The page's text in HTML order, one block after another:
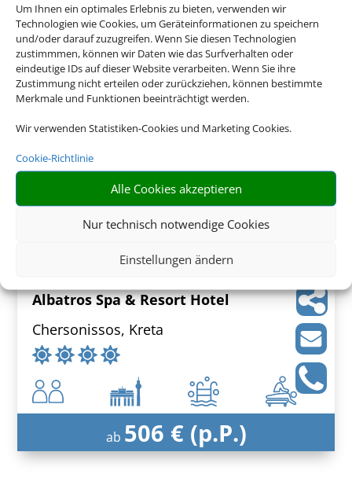
Um Ihnen ein optimales Erlebnis zu bieten, verwenden wir
Technologien wie Cookies, um Geräteinformationen zu speichern
und/oder darauf zuzugreifen. Wenn Sie diesen Technologien
zustimmmen, können wir Daten wie das Surfverhalten oder
eindeutige IDs auf dieser Website verarbeiten. Wenn Sie ihre
Zustimmung nicht erteilen oder zurückziehen, können bestimmte
Merkmale und Funktionen beeinträchtigt werden.
Wir verwenden Statistiken-Cookies und Marketing Cookies.
Cookie-Richtlinie
Alle Cookies akzeptieren
Nur technisch notwendige Cookies
Einstellungen ändern
ab793 € (p.P.)
Pearl Beach Hotel
Rethymno, Kreta
ab635 € (p.P.)
Albatros Spa & Resort Hotel
Chersonissos, Kreta
ab 506 € (p.P.)